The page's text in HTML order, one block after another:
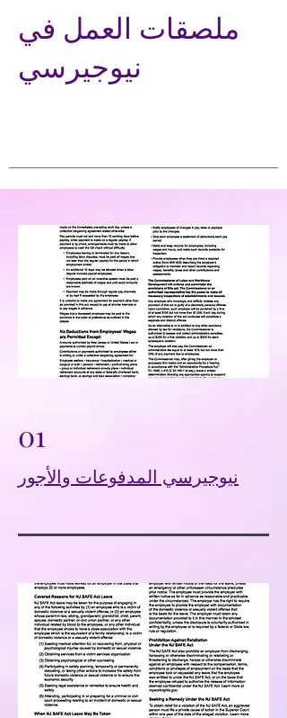
ملصقات العمل في
نيوجيرسي
01
نيوجيرسي المدفوعات والأجور